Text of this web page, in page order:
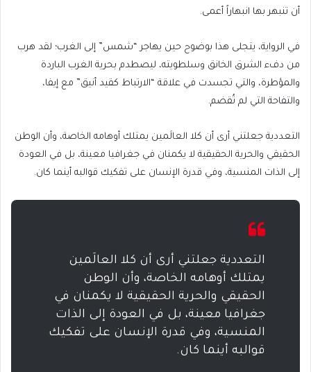
أن تنبهر بها انبهاراً أعمى.
في الرواية، يتجلى هذا بوضوح حين يهاجر “شمس” إلى الغرب؛ لقد هرب
من دفء الشرق الخانق وسلطويته، ليصطدم بحرية الغرب الباردة
والمؤطرة، والتي تجسدت في علاقة “الارتباط كقيد أنيق” مع إيفا،
والتفاحة التي لم تُقضم.
التعددية جعلتني أرى أن كلا العالَمين يمتلك أوهامه الخاصة، وأن الوطن
الحقيقي والحرية الحقيقية لا يكمنان في جغرافيا معينة، بل في العودة
إلى الذات المنسية، وفي قدرة الإنسان على تفكيك قوالبه أينما كان.
التعددية جعلتني أرى أن كلا العالَمين
يمتلك أوهامه الخاصة، وأن الوطن
الحقيقي والحرية الحقيقية لا يكمنان في
جغرافيا معينة، بل في العودة إلى الذات
المنسية، وفي قدرة الإنسان على تفكيك
قوالبه أينما كان.